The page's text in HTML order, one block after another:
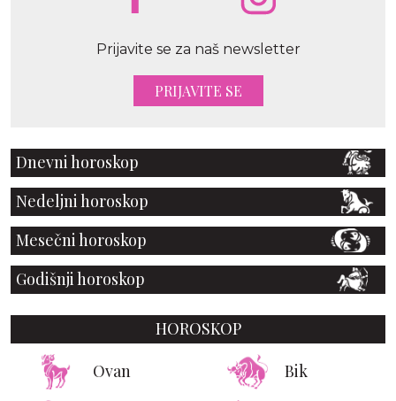
Prijavite se za naš newsletter
PRIJAVITE SE
Dnevni horoskop
Nedeljni horoskop
Mesečni horoskop
Godišnji horoskop
HOROSKOP
Ovan Bik